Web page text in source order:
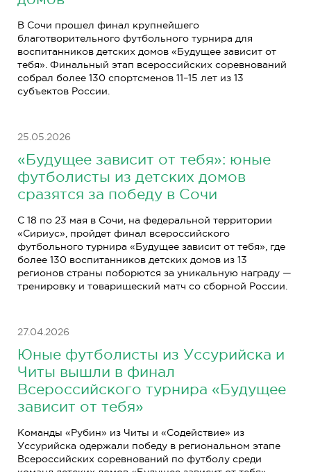
В Сочи прошел финал крупнейшего
благотворительного футбольного турнира для
воспитанников детских домов «Будущее зависит от
тебя». Финальный этап всероссийских соревнований
собрал более 130 спортсменов 11–15 лет из 13
субъектов России.
25.05.2026
«Будущее зависит от тебя»: юные
футболисты из детских домов
сразятся за победу в Сочи
С 18 по 23 мая в Сочи, на федеральной территории
«Сириус», пройдет финал всероссийского
футбольного турнира «Будущее зависит от тебя», где
более 130 воспитанников детских домов из 13
регионов страны поборются за уникальную награду —
тренировку и товарищеский матч со сборной России.
27.04.2026
Юные футболисты из Уссурийска и
Читы вышли в финал
Всероссийского турнира «Будущее
зависит от тебя»
Команды «Рубин» из Читы и «Содействие» из
Уссурийска одержали победу в региональном этапе
Всероссийских соревнований по футболу среди